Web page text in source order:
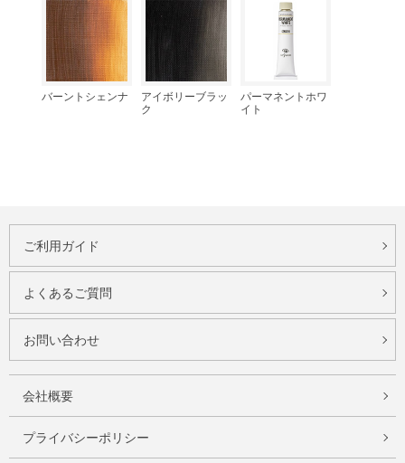
バーントシェンナ
アイボリーブラッ
ク
パーマネントホワ
イト
ご利用ガイド
よくあるご質問
お問い合わせ
会社概要
プライバシーポリシー